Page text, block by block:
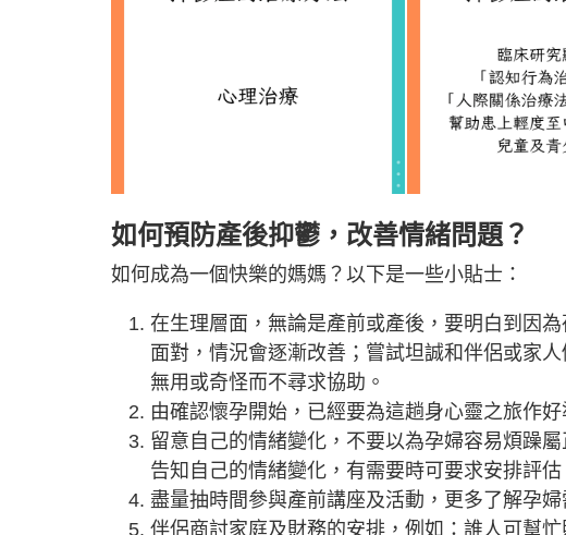
如何預防產後抑鬱，改善情緒問題？
如何成為一個快樂的媽媽？以下是一些小貼士：
在生理層面，無論是產前或產後，要明白到因
面對，情況會逐漸改善；嘗試坦誠和伴侶或家
無用或奇怪而不尋求協助。
由確認懷孕開始，已經要為這趟身心靈之旅作好
留意自己的情緒變化，不要以為孕婦容易煩躁
告知自己的情緒變化，有需要時可要求安排評估
盡量抽時間參與產前講座及活動，更多了解孕
伴侶商討家庭及財務的安排，例如：誰人可幫忙